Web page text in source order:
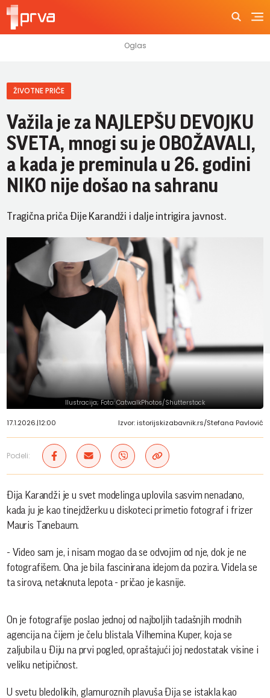
ŽIVOTNE PRIČE
Važila je za NAJLEPŠU DEVOJKU
SVETA, mnogi su je OBOŽAVALI,
a kada je preminula u 26. godini
NIKO nije došao na sahranu
Tragična priča Đije Karandži i dalje intrigira javnost.
Ilustracija; Foto: CatwalkPhotos/Shutterstock
17.1.2026.|12:00 Izvor: istorijskizabavnik.rs/Stefana Pavlović
Podeli:
Đija Karandži je u svet modelinga uplovila sasvim nenadano,
kada ju je kao tinejdžerku u diskoteci primetio fotograf i frizer
Mauris Tanebaum.
- Video sam je, i nisam mogao da se odvojim od nje, dok je ne
fotografišem. Ona je bila fascinirana idejom da pozira. Videla se
ta sirova, netaknuta lepota - pričao je kasnije.
On je fotografije poslao jednoj od najboljih tadašnjih modnih
agencija na čijem je čelu blistala Vilhemina Kuper, koja se
zaljubila u Điju na prvi pogled, opraštajući joj nedostatak visine i
veliku netipičnost.
U svetu bledolikih, glamuroznih plavuša Đija se istakla kao